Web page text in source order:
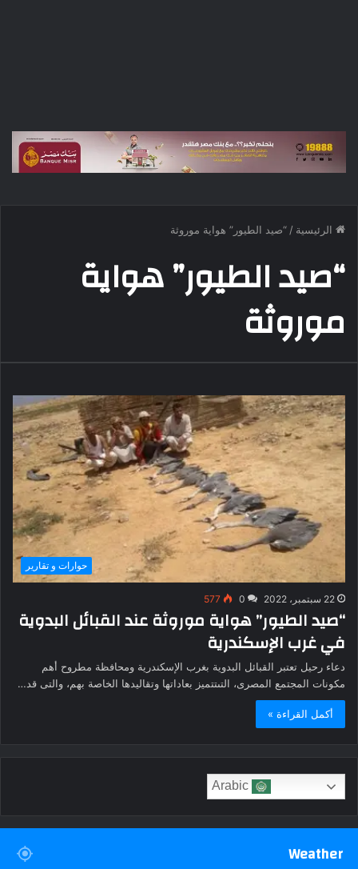
الرئيسية / “صيد الطيور” هواية موروثة
“صيد الطيور” هواية
موروثة
حوارات و تقارير
22 سبتمبر، 2022 0
577
“صيد الطيور” هواية موروثة عند القبائل البدوية
في غرب الإسكندرية
دعاء رحيل تعتبر القبائل البدوية بغرب الإسكندرية ومحافظة مطروح أهم
مكونات المجتمع المصرى، التىتتميز بعاداتها وتقاليدها الخاصة بهم، والتى قد…
أكمل القراءة »
Weather